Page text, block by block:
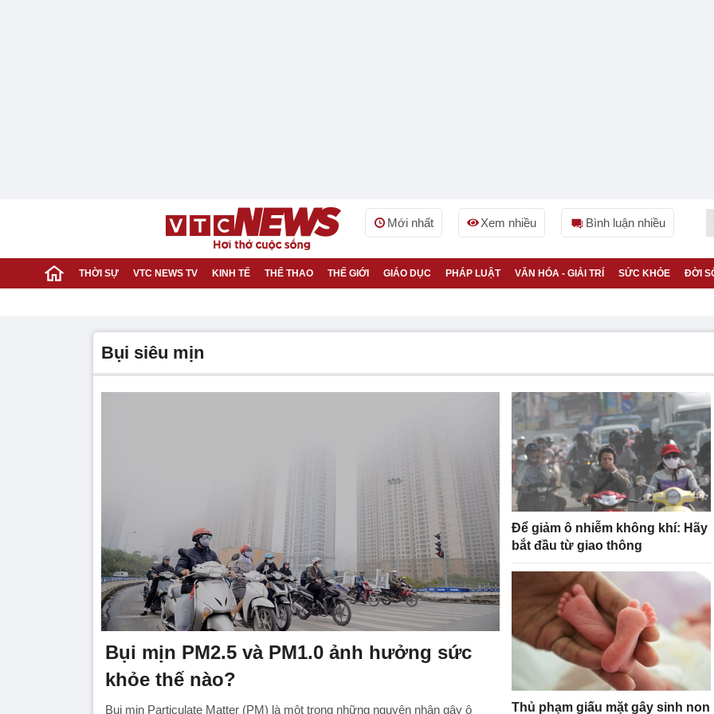
Mới nhất Xem nhiều Bình luận nhiều
THỜI SỰ VTC NEWS TV KINH TẾ THỂ THAO THẾ GIỚI GIÁO DỤC PHÁP LUẬT VĂN HÓA - GIẢI TRÍ SỨC KHỎE ĐỜI
bụi siêu mịn
Bụi mịn PM2.5 và PM1.0 ảnh hưởng sức
khỏe thế nào?
Bụi mịn Particulate Matter (PM) là một trong những nguyên nhân gây ô
Để giảm ô nhiễm không khí: Hãy
bắt đầu từ giao thông
Thủ phạm giấu mặt gây sinh non